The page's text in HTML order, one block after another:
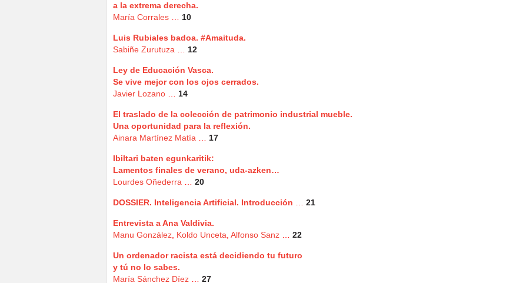
a la extrema derecha.
María Corrales
10
Luis Rubiales badoa. #Amaituda.
Sabiñe Zurutuza
12
Ley de Educación Vasca.
Se vive mejor con los ojos cerrados.
Javier Lozano
14
El traslado de la colección de patrimonio industrial mueble.
Una oportunidad para la reflexión.
Ainara Martínez Matía
17
Ibiltari baten egunkaritik:
Lamentos finales de verano, uda-azken…
Lourdes Oñederra
20
DOSSIER. Inteligencia Artificial. Introducción 21
Entrevista a Ana Valdivia.
Manu González Koldo Unceta Alfonso Sanz 22
Un ordenador racista está decidiendo tu futuro
y tú no lo sabes.
María Sánchez Díez
27